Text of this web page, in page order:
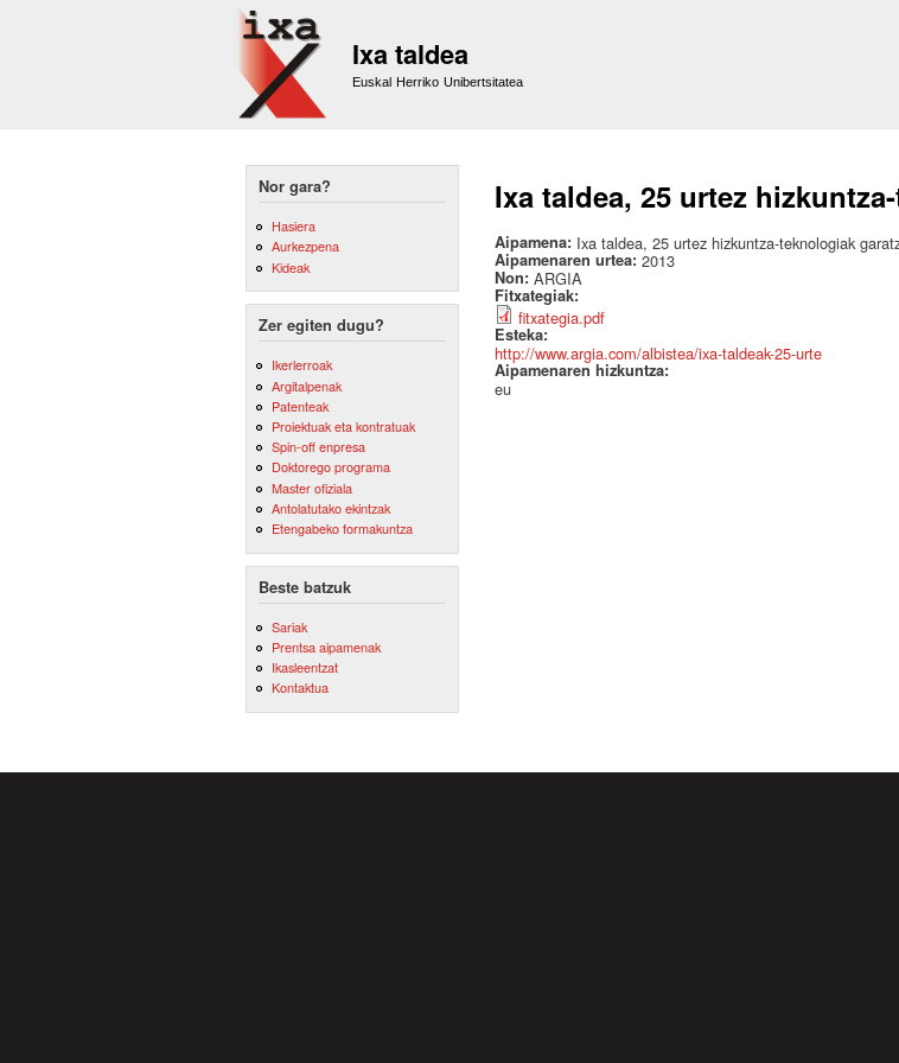
Ixa taldea
Euskal Herriko Unibertsitatea
Nor gara?
Hasiera
Aurkezpena
Kideak
Zer egiten dugu?
Ikerlerroak
Argitalpenak
Patenteak
Proiektuak eta kontratuak
Spin-off enpresa
Doktorego programa
Master ofiziala
Antolatutako ekintzak
Etengabeko formakuntza
Beste batzuk
Sariak
Prentsa aipamenak
Ikasleentzat
Kontaktua
Ixa taldea, 25 urtez
Aipamena: Ixa taldea, 25 urtez hizkuntza-teknologiak
Aipamenaren urtea: 2013
Non: ARGIA
Fitxategiak:
fitxategia.pdf
Esteka:
http://www.argia.com/albistea/ixa-taldeak-25-urte
Aipamenaren hizkuntza:
eu